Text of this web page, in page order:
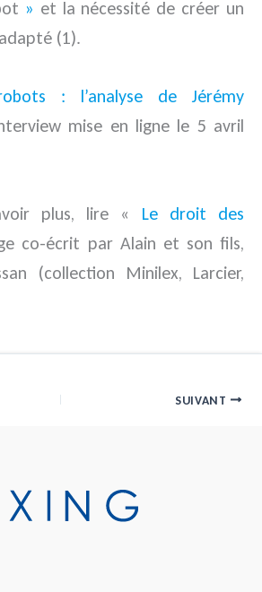
» et la nécessité de créer un
(1).
: l’analyse de Jérémy
mise en ligne le 5 avril
plus, lire « Le droit des
co-écrit par Alain et son fils,
(collection Minilex, Larcier,
SUIVANT